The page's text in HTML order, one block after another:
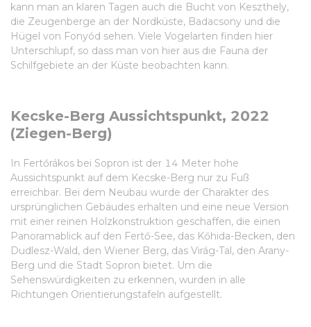
kann man an klaren Tagen auch die Bucht von Keszthely,
die Zeugenberge an der Nordküste, Badacsony und die
Hügel von Fonyód sehen. Viele Vogelarten finden hier
Unterschlupf, so dass man von hier aus die Fauna der
Schilfgebiete an der Küste beobachten kann.
Kecske-Berg Aussichtspunkt, 2022
(Ziegen-Berg)
In Fertőrákos bei Sopron ist der 14 Meter hohe
Aussichtspunkt auf dem Kecske-Berg nur zu Fuß
erreichbar. Bei dem Neubau wurde der Charakter des
ursprünglichen Gebäudes erhalten und eine neue Version
mit einer reinen Holzkonstruktion geschaffen, die einen
Panoramablick auf den Fertő-See, das Kőhida-Becken, den
Dudlesz-Wald, den Wiener Berg, das Virág-Tal, den Arany-
Berg und die Stadt Sopron bietet. Um die
Sehenswürdigkeiten zu erkennen, wurden in alle
Richtungen Orientierungstafeln aufgestellt.